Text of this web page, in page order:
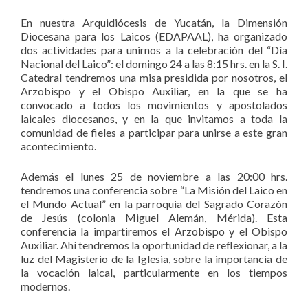
En nuestra Arquidiócesis de Yucatán, la Dimensión
Diocesana para los Laicos (EDAPAAL), ha organizado
dos actividades para unirnos a la celebración del “Día
Nacional del Laico”: el domingo 24 a las 8:15 hrs. en la S. I.
Catedral tendremos una misa presidida por nosotros, el
Arzobispo y el Obispo Auxiliar, en la que se ha
convocado a todos los movimientos y apostolados
laicales diocesanos, y en la que invitamos a toda la
comunidad de fieles a participar para unirse a este gran
acontecimiento.
Además el lunes 25 de noviembre a las 20:00 hrs.
tendremos una conferencia sobre “La Misión del Laico en
el Mundo Actual” en la parroquia del Sagrado Corazón
de Jesús (colonia Miguel Alemán, Mérida). Esta
conferencia la impartiremos el Arzobispo y el Obispo
Auxiliar. Ahí tendremos la oportunidad de reflexionar, a la
luz del Magisterio de la Iglesia, sobre la importancia de
la vocación laical, particularmente en los tiempos
modernos.